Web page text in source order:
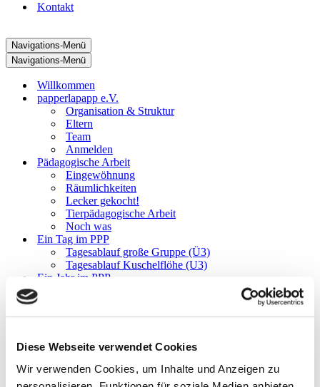
Diese Webseite verwendet Cookies
Wir verwenden Cookies, um Inhalte und Anzeigen zu
Kontakt
Navigations-Menü
Navigations-Menü
Willkommen
papperlapapp e.V.
Organisation & Struktur
Eltern
Team
Anmelden
Pädagogische Arbeit
Eingewöhnung
Räumlichkeiten
Lecker gekocht!
Tierpädagogische Arbeit
Noch was
Ein Tag im PPP
Tagesablauf große Gruppe (Ü3)
Tagesablauf Kuschelflöhe (U3)
Ein Jahr im PPP
Kontakt
Willkommen
Hinter einem unscheinbaren, grauen Hinterhoftor in der